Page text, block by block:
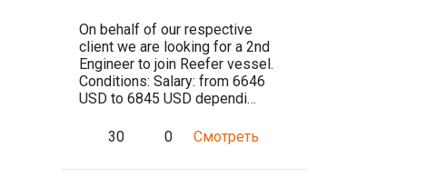
On behalf of our respective
client we are looking for a 2nd
Engineer to join Reefer vessel.
Conditions: Salary: from 6646
USD to 6845 USD dependi…
30 0 Смотреть